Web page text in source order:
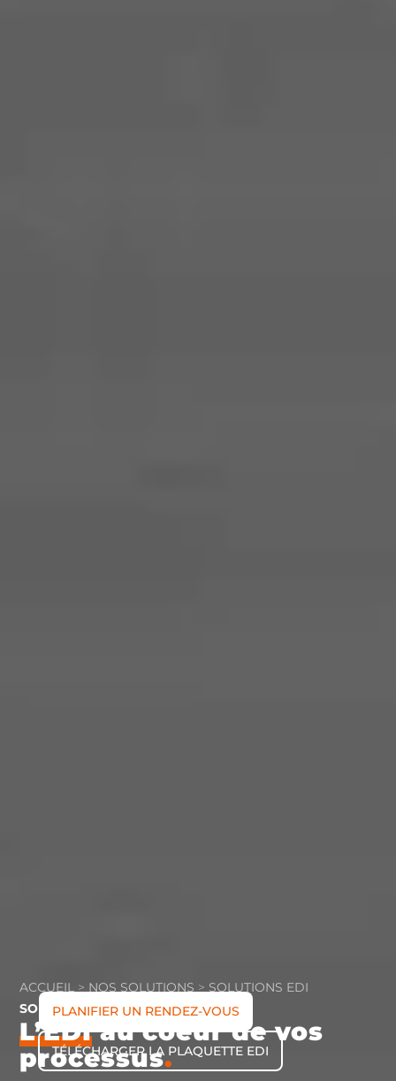
ACCUEIL > NOS SOLUTIONS > SOLUTIONS EDI
SOLUTIONS EDI
L’EDIau coeur de vos
processus.
PLANIFIER UN RENDEZ-VOUS
TÉLÉCHARGER LA PLAQUETTE EDI